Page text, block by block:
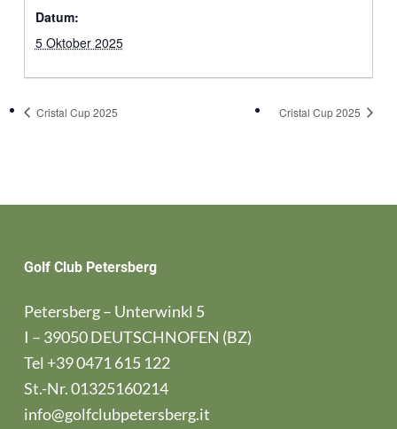
Datum:
5 Oktober 2025
Cristal Cup 2025 Cristal Cup 2025
Golf Club Petersberg
Petersberg – Unterwinkl 5
I – 39050 DEUTSCHNOFEN (BZ)
Tel +39 0471 615 122
St.-Nr. 01325160214
info@golfclubpetersberg.it